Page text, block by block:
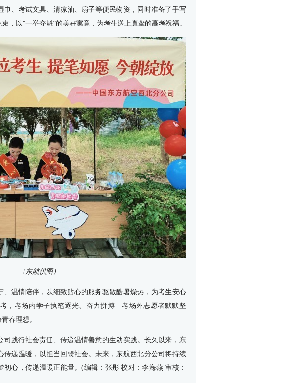
巾、考试文具、清凉油、扇子等便民物资，同时准备了手写
，以“一举夺魁”的美好寓意，为考生送上真挚的高考祝福。
（东航供图）
、温情陪伴，以细致贴心的服务驱散酷暑燥热，为考生安心
，考场内学子执笔逐光、奋力拼搏，考场外志愿者默默坚
春理想。
司践行社会责任、传递温情善意的生动实践。长久以来，东
传递温暖，以担当回馈社会。未来，东航西北分公司将持续
初心，传递温暖正能量。(编辑：张彤 校对：李海燕 审核：